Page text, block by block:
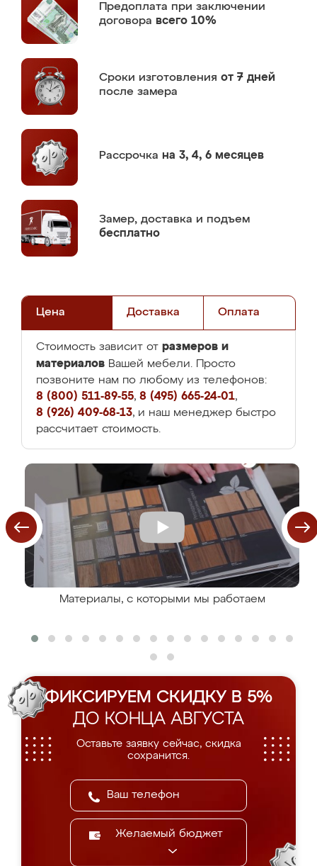
Предоплата при заключении
договора всего 10%
Сроки изготовления от 7 дней
после замера
Рассрочка на 3, 4, 6 месяцев
Замер, доставка и подъем
бесплатно
Цена Доставка Оплата
Стоимость зависит от размеров и
материалов Вашей мебели. Просто
позвоните нам по любому из телефонов:
8 (800) 511-89-55, 8 (495) 665-24-01,
8 (926) 409-68-13, и наш менеджер быстро
рассчитает стоимость.
Материалы, с которыми мы работаем
ФИКСИРУЕМ СКИДКУ В 5%
ДО КОНЦА АВГУСТА
Оставьте заявку сейчас, скидка
сохранится.
Желаемый бюджет